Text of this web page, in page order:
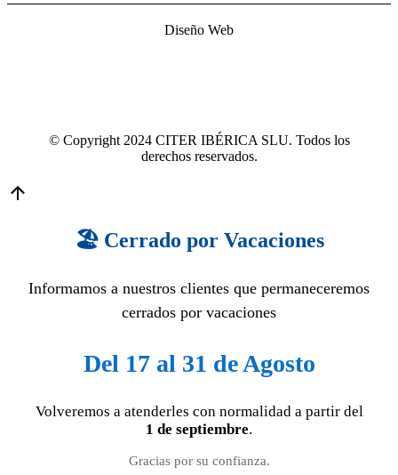
© Copyright 2024 CITER IBÉRICA SLU. Todos los
derechos reservados.
Diseño Web
🏖️ Cerrado por Vacaciones
Informamos a nuestros clientes que permaneceremos
cerrados por vacaciones
Del 17 al 31 de Agosto
Volveremos a atenderles con normalidad a partir del
1 de septiembre.
Gracias por su confianza.